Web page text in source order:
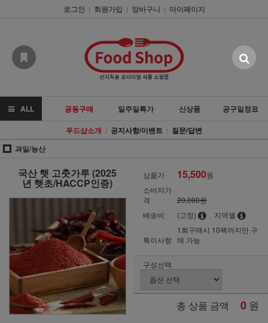
로그인 | 회원가입 | 장바구니 | 마이페이지
ALL 공동구매 일주일특가 신상품
공구일정표
푸드샵소개 | 공지사항/이벤트 | 질문/답변
과일/농산
국산 햇 고춧가루 (2025
년 햇초/HACCP인증)
상품가 15,500원
소비자가
격
20,000원
배송비
(고정) 지역별
특이사항
1회구매시 10팩까지만 구
매 가능
구성선택
총 상품 금액 0 원